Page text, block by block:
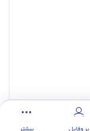
پروفایل بیشتر